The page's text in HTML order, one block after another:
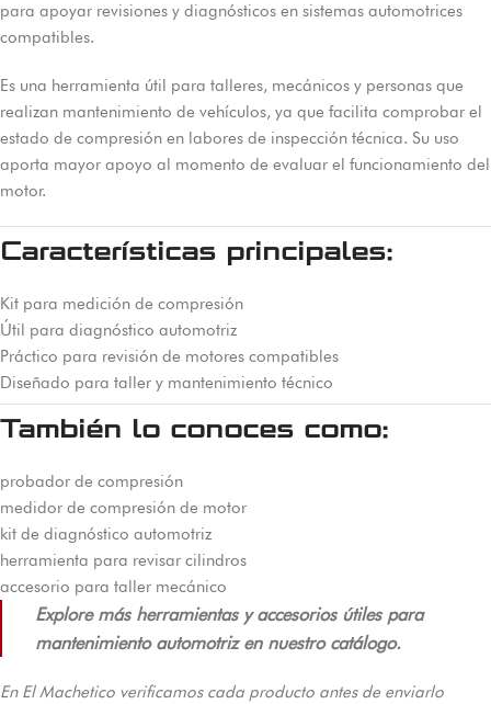
para apoyar revisiones y diagnósticos en sistemas automotrices
compatibles.
Es una herramienta útil para talleres, mecánicos y personas que
realizan mantenimiento de vehículos, ya que facilita comprobar el
estado de compresión en labores de inspección técnica. Su uso
aporta mayor apoyo al momento de evaluar el funcionamiento del
motor.
Características principales:
Kit para medición de compresión
Útil para diagnóstico automotriz
Práctico para revisión de motores compatibles
Diseñado para taller y mantenimiento técnico
También lo conoces como:
probador de compresión
medidor de compresión de motor
kit de diagnóstico automotriz
herramienta para revisar cilindros
accesorio para taller mecánico
Explore más herramientas y accesorios útiles para
mantenimiento automotriz en nuestro catálogo.
En El Machetico verificamos cada producto antes de enviarlo